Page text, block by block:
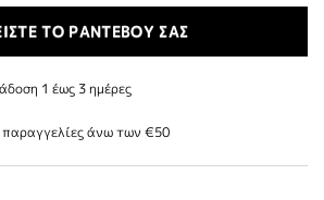
ΤΟ ΡΑΝΤΕΒΟΥ ΣΑΣ
1 έως 3 ημέρες
άνω των €50